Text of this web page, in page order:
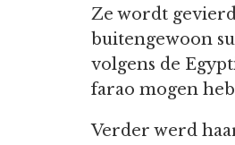
Ze wordt
buitengewoon
volgens de
farao mogen
Verder werd